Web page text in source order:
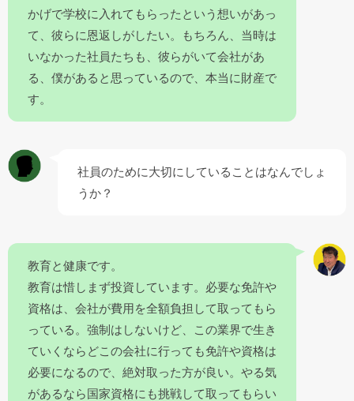
かげで学校に入れてもらったという想いがあっ
て、彼らに恩返しがしたい。もちろん、当時は
いなかった社員たちも、彼らがいて会社があ
る、僕があると思っているので、本当に財産で
す。
社員のために大切にしていることはなんでしょ
うか？
教育と健康です。
教育は惜しまず投資しています。必要な免許や
資格は、会社が費用を全額負担して取ってもら
っている。強制はしないけど、この業界で生き
ていくならどこの会社に行っても免許や資格は
必要になるので、絶対取った方が良い。やる気
があるなら国家資格にも挑戦して取ってもらい